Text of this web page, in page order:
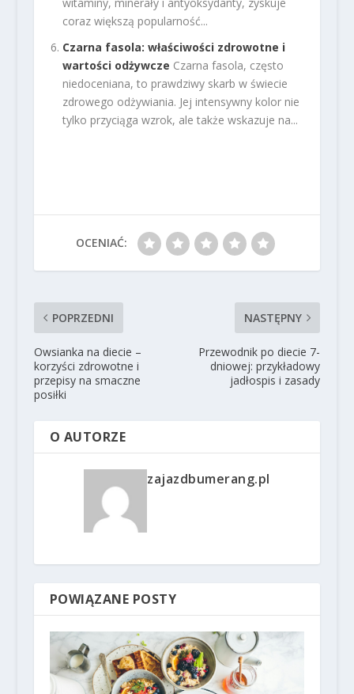
witaminy, minerały i antyoksydanty, zyskuje
coraz większą popularność...
Czarna fasola: właściwości zdrowotne i
wartości odżywcze Czarna fasola, często
niedoceniana, to prawdziwy skarb w świecie
zdrowego odżywiania. Jej intensywny kolor nie
tylko przyciąga wzrok, ale także wskazuje na...
OCENIAĆ:
POPRZEDNI
Owsianka na diecie –
korzyści zdrowotne i
przepisy na smaczne
posiłki
NASTĘPNY
Przewodnik po diecie 7-
dniowej: przykładowy
jadłospis i zasady
O AUTORZE
zajazdbumerang.pl
POWIĄZANE POSTY